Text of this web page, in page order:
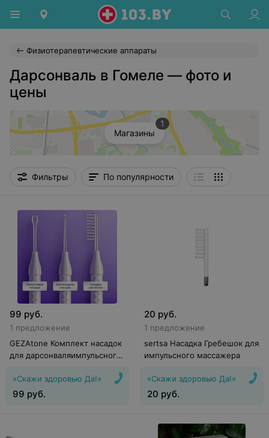
Физиотерапевтические аппараты
Дарсонваль в Гомеле — фото и
цены
Магазины
1
Фильтры По популярности
99 руб.
1 предложение
GEZAtone Комплект насадок
для дарсонваляимпульсного
sertsaсэрца, 3 шт
«Скажи здоровью Да!»
99 руб.
20 руб.
1 предложение
sertsa Насадка Гребешок для
импульсного массажера
«Скажи здоровью Да!»
20 руб.